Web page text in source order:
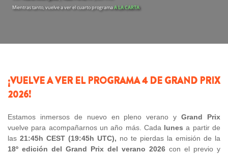
Mientras tanto, vuelve a ver el cuarto programaA LA CARTA
¡VUELVE A VER EL PROGRAMA 4 DE GRAND PRIX
2026!
Estamos inmersos de nuevo en pleno verano yGrand Prix
vuelve para acompañarnos un año más. Cada lunes a partir de
las 21:45h CEST (19:45h UTC), no te pierdas la emisión de la
18º edición del Grand Prix del verano 2026 con el previo y